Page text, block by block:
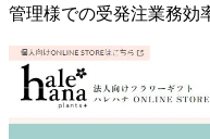
管理様での受発注業務効